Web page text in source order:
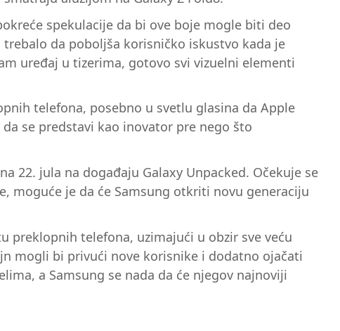
spekulacije da bi ove boje mogle biti deo
da poboljša korisničko iskustvo kada je
uređaj u tizerima, gotovo svi vizuelni elementi
telefona, posebno u svetlu glasina da Apple
se predstavi kao inovator pre nego što
22. jula na događaju Galaxy Unpacked. Očekuje se
moguće je da će Samsung otkriti novu generaciju
preklopnih telefona, uzimajući u obzir sve veću
mogli bi privući nove korisnike i dodatno ojačati
a Samsung se nada da će njegov najnoviji